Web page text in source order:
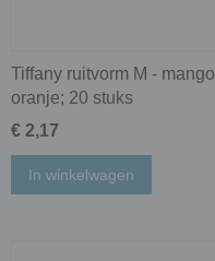
Tiffany ruitvorm M - mango
oranje; 20 stuks
€ 2,17
In winkelwagen